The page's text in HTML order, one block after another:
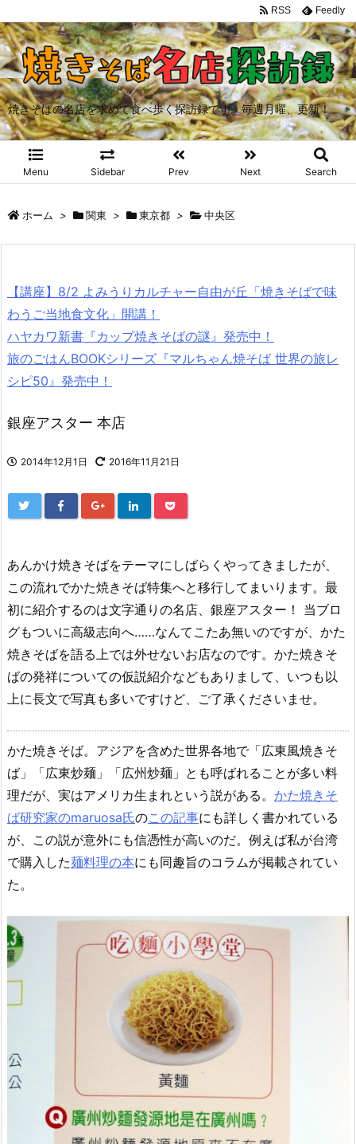
焼きそばの名店を求めて食べ歩く探訪録です。毎週月曜、更新！
Menu Sidebar Prev Next Search
RSS Feedly
ホーム > 関東 > 東京都 > 中央区
【講座】8/2 よみうりカルチャー自由が丘「焼きそばで味
わうご当地食文化」開講！
ハヤカワ新書『カップ焼きそばの謎』発売中！
旅のごはんBOOKシリーズ『マルちゃん焼そば 世界の旅レ
シピ50』発売中！
銀座アスター 本店
2014年12月1日 2016年11月21日
あんかけ焼きそばをテーマにしばらくやってきましたが、
この流れでかた焼きそば特集へと移行してまいります。最
初に紹介するのは文字通りの名店、銀座アスター！ 当ブロ
グもついに高級志向へ……なんてこたあ無いのですが、かた
焼きそばを語る上では外せないお店なのです。かた焼きそ
ばの発祥についての仮説紹介などもありまして、いつも以
上に長文で写真も多いですけど、ご了承くださいませ。
かた焼きそば。アジアを含めた世界各地で「広東風焼きそ
ば」「広東炒麺」「広州炒麺」とも呼ばれることが多い料
理だが、実はアメリカ生まれという説がある。 かた焼きそ
ば研究家のmaruosa氏のこの記事にも詳しく書かれている
が、この説が意外にも信憑性が高いのだ。例えば私が台湾
で購入した麺料理の本にも同趣旨のコラムが掲載されてい
た。